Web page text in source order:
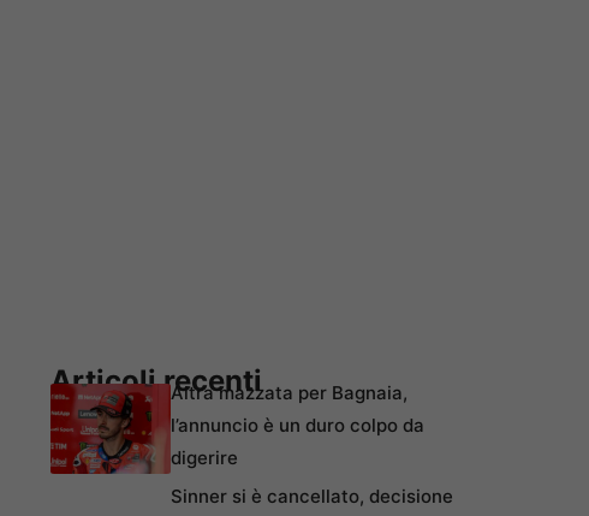
Articoli recentiAltra mazzata per Bagnaia,
l’annuncio è un duro colpo da
digerire
Sinner si è cancellato, decisione